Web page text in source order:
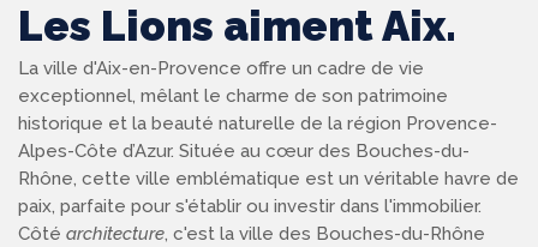
Les Lions aiment Aix.
La ville d'Aix-en-Provence offre un cadre de vie
exceptionnel, mêlant le charme de son patrimoine
historique et la beauté naturelle de la région Provence-
Alpes-Côte d’Azur. Située au cœur des Bouches-du-
Rhône, cette ville emblématique est un véritable havre de
paix, parfaite pour s'établir ou investir dans l'immobilier.
Côté architecture, c'est la ville des Bouches-du-Rhône